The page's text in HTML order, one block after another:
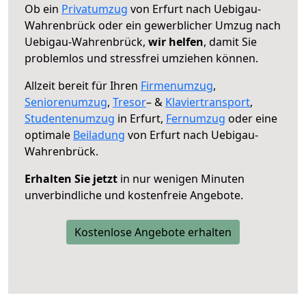
Ob ein Privatumzug von Erfurt nach Uebigau-
Wahrenbrück oder ein gewerblicher Umzug nach
Uebigau-Wahrenbrück, wir helfen, damit Sie
problemlos und stressfrei umziehen können.
Allzeit bereit für Ihren Firmenumzug,
Seniorenumzug, Tresor– & Klaviertransport,
Studentenumzug in Erfurt, Fernumzug oder eine
optimale Beiladung von Erfurt nach Uebigau-
Wahrenbrück.
Erhalten Sie jetzt in nur wenigen Minuten
unverbindliche und kostenfreie Angebote.
Kostenlose Angebote erhalten